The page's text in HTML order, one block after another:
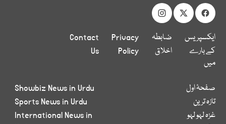
ایکسپریس
کے بارے
میں
ضابطہ
اخلاق
Privacy
Policy
Contact
Us
صفحۂ اول
تازہ ترین
غزہ لہو لہو
Showbiz News in Urdu
Sports News in Urdu
International News in